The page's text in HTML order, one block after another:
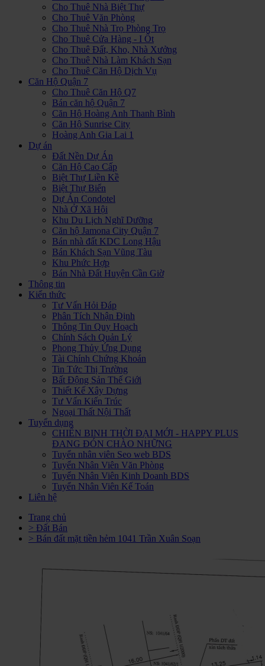
Cho Thuê Nhà Biệt Thự
Cho Thuê Văn Phòng
Cho Thuê Nhà Trọ Phòng Trọ
Cho Thuê Cửa Hàng - I Ốt
Cho Thuê Đất, Kho, Nhà Xưởng
Cho Thuê Nhà Làm Khách Sạn
Cho Thuê Căn Hộ Dịch Vụ
Căn Hộ Quận 7
Cho Thuê Căn Hộ Q7
Bán căn hộ Quận 7
Căn Hộ Hoàng Anh Thanh Bình
Căn Hộ Sunrise City
Hoàng Anh Gia Lai 1
Dự án
Đất Nền Dự Án
Căn Hộ Cao Cấp
Biệt Thự Liền Kề
Biệt Thự Biển
Dự Án Condotel
Nhà Ở Xã Hội
Khu Du Lịch Nghĩ Dưỡng
Căn hộ Jamona City Quận 7
Bán nhà đất KDC Long Hậu
Bán Khách Sạn Vũng Tàu
Khu Phức Hợp
Bán Nhà Đất Huyện Cần Giờ
Thông tin
Kiến thức
Tư Vấn Hỏi Đáp
Phân Tích Nhận Định
Thông Tin Quy Hoạch
Chính Sách Quản Lý
Phong Thủy Ứng Dụng
Tài Chính Chứng Khoán
Tin Tức Thị Trường
Bất Động Sản Thế Giới
Thiết Kế Xây Dựng
Tư Vấn Kiến Trúc
Ngoại Thất Nội Thất
Tuyển dụng
CHIẾN BINH THỜI ĐẠI MỚI - HAPPY PLUS
ĐANG ĐÓN CHÀO NHỮNG
Tuyển nhân viên Seo web BDS
Tuyển Nhân Viên Văn Phòng
Tuyển Nhân Viên Kinh Doanh BDS
Tuyển Nhân Viên Kế Toán
Liên hệ
Trang chủ
> Đất Bán
> Bán đất mặt tiền hẻm 1041 Trần Xuân Soạn